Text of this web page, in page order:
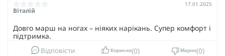
Віталій
17.01.2025
Довго марш на ногах – ніяких нарікань. Супер комфорт і
підтримка.
Відповісти Корисно 0 Марно 0